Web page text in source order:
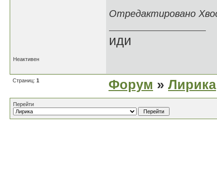
Отредактировано
иди
Неактивен
Страниц: 1 Форум » Лирика
Перейти